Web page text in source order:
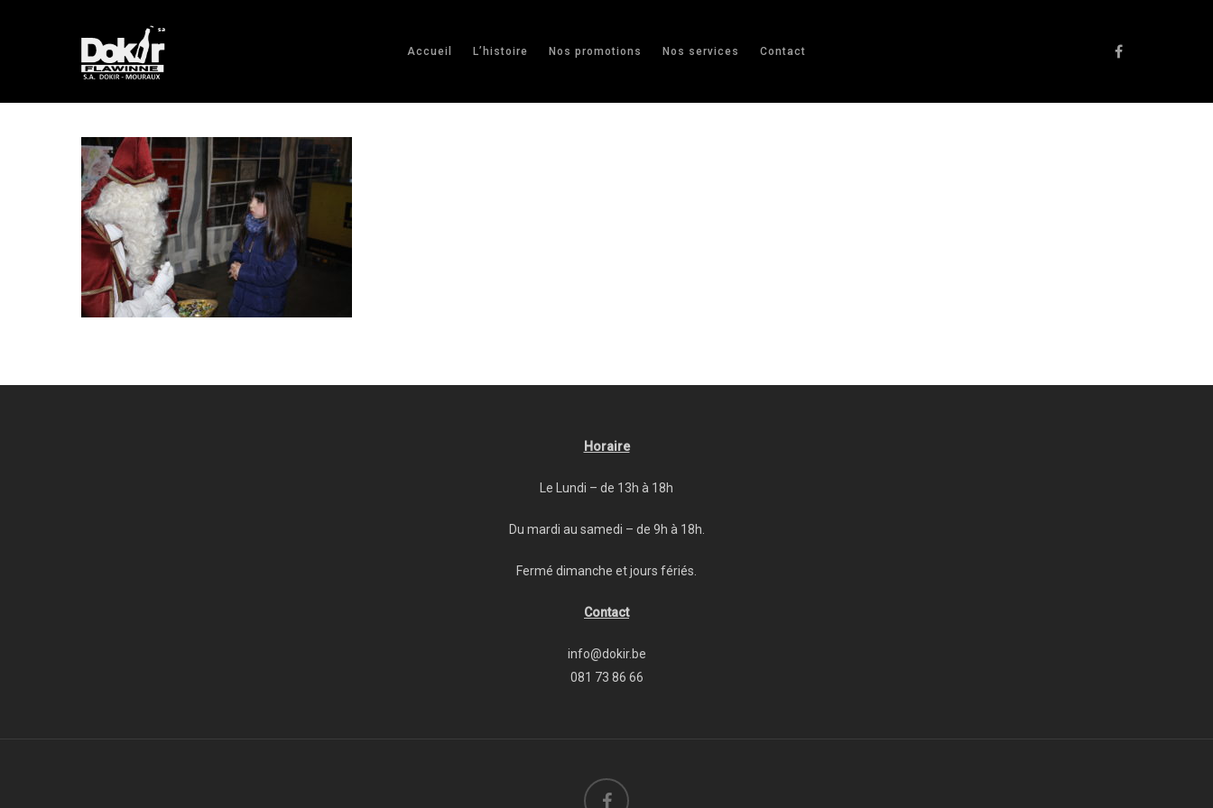
Accueil L’histoire Nos promotions Nos services Contact
Horaire
Le Lundi – de 13h à 18h
Du mardi au samedi – de 9h à 18h.
Fermé dimanche et jours fériés.
Contact
info@dokir.be
081 73 86 66